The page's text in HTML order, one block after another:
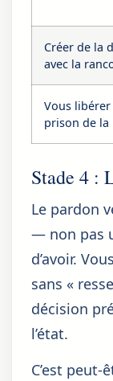
Créer de la
avec la
Vous libérer
prison de la
Stade 4 :
Le pardon
— non pas
d’avoir.
sans «
décision
l’état.
C’est